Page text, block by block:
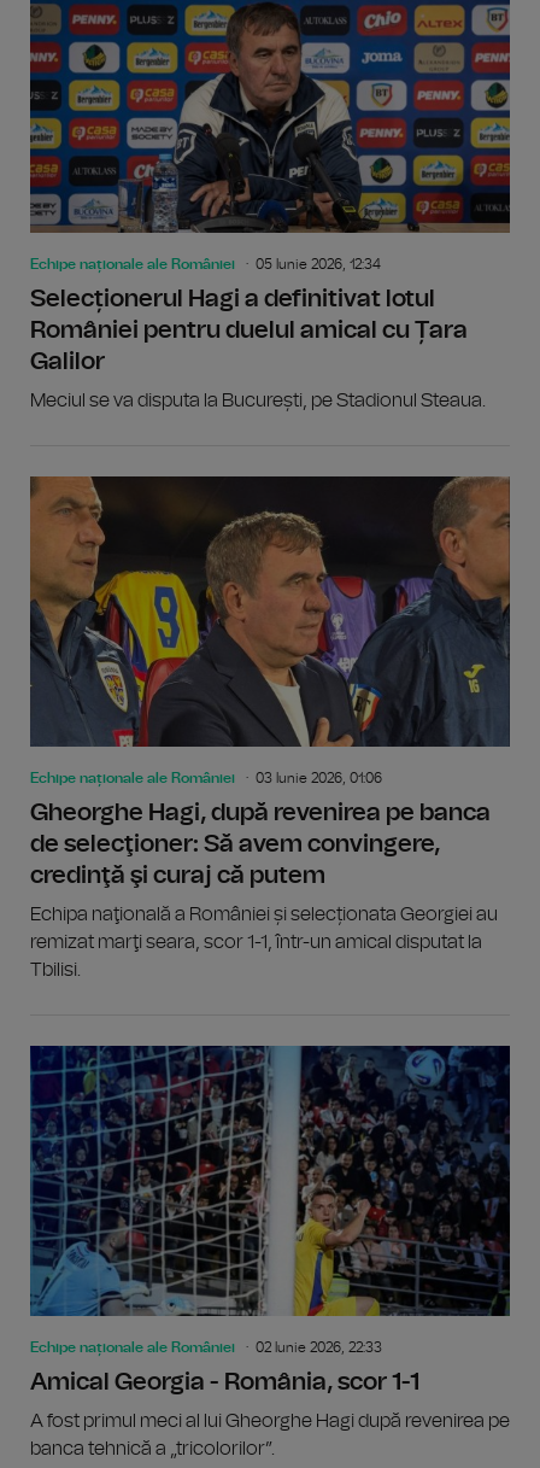
Echipe naționale ale României 05 Iunie 2026, 12:34
Selecționerul Hagi a definitivat lotul
României pentru duelul amical cu Țara
Galilor
Meciul se va disputa la București, pe Stadionul Steaua.
Echipe naționale ale României 03 Iunie 2026, 01:06
Gheorghe Hagi, după revenirea pe banca
de selecţioner: Să avem convingere,
credinţă şi curaj că putem
Echipa naţională a României și selecționata Georgiei au
remizat marţi seara, scor 1-1, într-un amical disputat la
Tbilisi.
Echipe naționale ale României 02 Iunie 2026, 22:33
Amical Georgia - România, scor 1-1
A fost primul meci al lui Gheorghe Hagi după revenirea pe
banca tehnică a „tricolorilor”.